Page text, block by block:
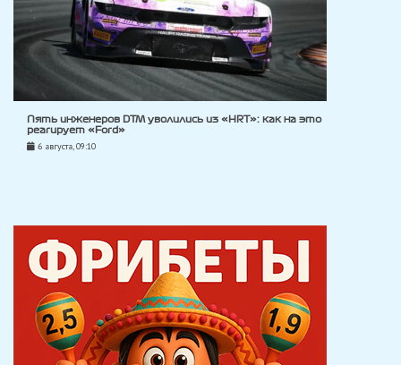
Пять инженеров DTM уволились из «HRT»: как на это
реагирует «Ford»
6 августа, 09:10